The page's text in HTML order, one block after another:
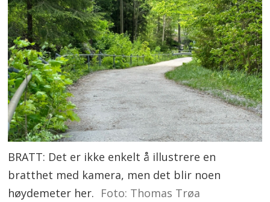
BRATT: Det er ikke enkelt å illustrere en
bratthet med kamera, men det blir noen
høydemeter her. Foto: Thomas Trøa